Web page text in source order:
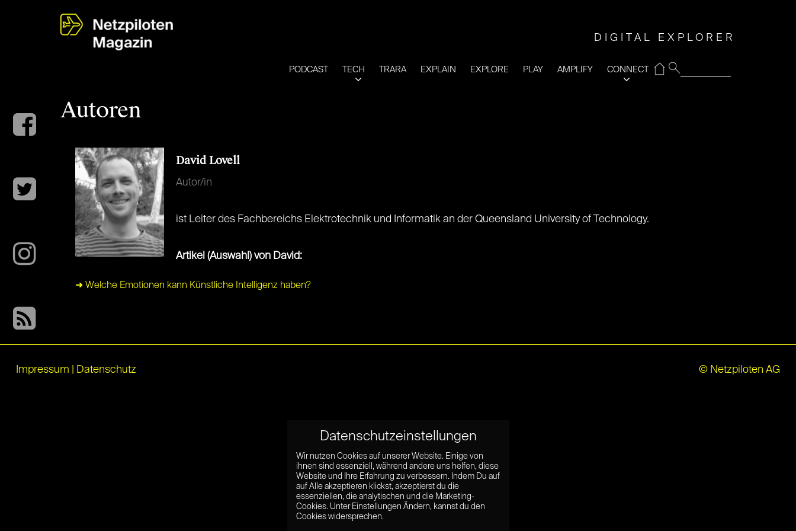
DIGITAL EXPLORER
PODCAST TECH TRARA EXPLAIN EXPLORE PLAY AMPLIFY CONNECT
⌂
Autoren
David Lovell
Autor/in
ist Leiter des Fachbereichs Elektrotechnik und Informatik an der Queensland University of Technology.
Artikel (Auswahl) von David:
➜ Welche Emotionen kann Künstliche Intelligenz haben?
Impressum Datenschutz © Netzpiloten AG
Datenschutzeinstellungen
Wir nutzen Cookies auf unserer Website. Einige von
ihnen sind essenziell, während andere uns helfen, diese
Website und Ihre Erfahrung zu verbessern. Indem Du auf
auf Alle akzeptieren klickst, akzeptierst du die
essenziellen, die analytischen und die Marketing-
Cookies. Unter Einstellungen Ändern, kannst du den
Cookies widersprechen.